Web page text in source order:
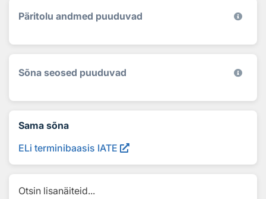
Päritolu andmed puuduvad
Sõna seosed puuduvad
Sama sõna
ELi terminibaasis IATE
Otsin lisanäiteid...